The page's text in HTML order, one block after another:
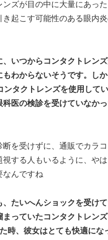
ンズが目の中に大量にあっ
き起こす可能性のある眼内
、いつからコンタクトレン
わからないそうです。
し
ンタクトレンズを使用して
科医の検診を受けていなか
断を受けずに、通販でカラ
視する人もいるように、や
なんですね
、たいへんショックを受けて
っていたコンタクトレン
時、彼女はとても快適にな